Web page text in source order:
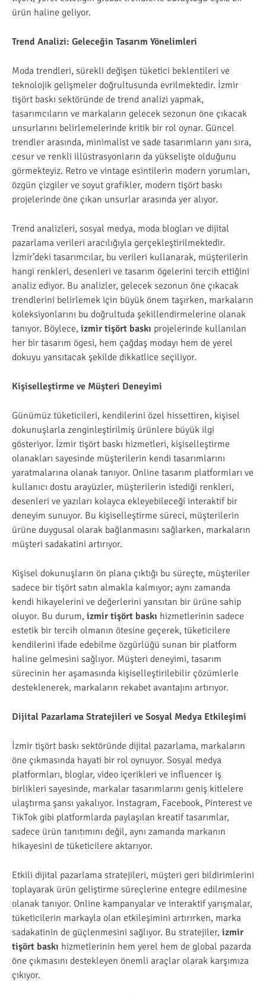
ürün haline geliyor.
Trend Analizi: Geleceğin Tasarım Yönelimleri
Moda trendleri, sürekli değişen tüketici beklentileri ve
teknolojik gelişmeler doğrultusunda evrilmektedir. İzmir
tişört baskı sektöründe de trend analizi yapmak,
tasarımcıların ve markaların gelecek sezonun öne çıkacak
unsurlarını belirlemelerinde kritik bir rol oynar. Güncel
trendler arasında, minimalist ve sade tasarımların yanı sıra,
cesur ve renkli illüstrasyonların da yükselişte olduğunu
görmekteyiz. Retro ve vintage esintilerin modern yorumları,
özgün çizgiler ve soyut grafikler, modern tişört baskı
projelerinde öne çıkan unsurlar arasında yer alıyor.
Trend analizleri, sosyal medya, moda blogları ve dijital
pazarlama verileri aracılığıyla gerçekleştirilmektedir.
İzmir’deki tasarımcılar, bu verileri kullanarak, müşterilerin
hangi renkleri, desenleri ve tasarım ögelerini tercih ettiğini
analiz ediyor. Bu analizler, gelecek sezonun öne çıkacak
trendlerini belirlemek için büyük önem taşırken, markaların
koleksiyonlarını bu doğrultuda şekillendirmelerine olanak
tanıyor. Böylece, izmir tişört baskı projelerinde kullanılan
her bir tasarım ögesi, hem çağdaş modayı hem de yerel
dokuyu yansıtacak şekilde dikkatlice seçiliyor.
Kişiselleştirme ve Müşteri Deneyimi
Günümüz tüketicileri, kendilerini özel hissettiren, kişisel
dokunuşlarla zenginleştirilmiş ürünlere büyük ilgi
gösteriyor. İzmir tişört baskı hizmetleri, kişiselleştirme
olanakları sayesinde müşterilerin kendi tasarımlarını
yaratmalarına olanak tanıyor. Online tasarım platformları ve
kullanıcı dostu arayüzler, müşterilerin istediği renkleri,
desenleri ve yazıları kolayca ekleyebileceği interaktif bir
deneyim sunuyor. Bu kişiselleştirme süreci, müşterilerin
ürüne duygusal olarak bağlanmasını sağlarken, markaların
müşteri sadakatini artırıyor.
Kişisel dokunuşların ön plana çıktığı bu süreçte, müşteriler
sadece bir tişört satın almakla kalmıyor; aynı zamanda
kendi hikayelerini ve değerlerini yansıtan bir ürüne sahip
oluyor. Bu durum, izmir tişört baskı hizmetlerinin sadece
estetik bir tercih olmanın ötesine geçerek, tüketicilere
kendilerini ifade edebilme özgürlüğü sunan bir platform
haline gelmesini sağlıyor. Müşteri deneyimi, tasarım
sürecinin her aşamasında kişiselleştirilebilir çözümlerle
desteklenerek, markaların rekabet avantajını artırıyor.
Dijital Pazarlama Stratejileri ve Sosyal Medya Etkileşimi
İzmir tişört baskı sektöründe dijital pazarlama, markaların
öne çıkmasında hayati bir rol oynuyor. Sosyal medya
platformları, bloglar, video içerikleri ve influencer iş
birlikleri sayesinde, markalar tasarımlarını geniş kitlelere
ulaştırma şansı yakalıyor. Instagram, Facebook, Pinterest ve
TikTok gibi platformlarda paylaşılan kreatif tasarımlar,
sadece ürün tanıtımını değil, aynı zamanda markanın
hikayesini de tüketicilere aktarıyor.
Etkili dijital pazarlama stratejileri, müşteri geri bildirimlerini
toplayarak ürün geliştirme süreçlerine entegre edilmesine
olanak tanıyor. Online kampanyalar ve interaktif yarışmalar,
tüketicilerin markayla olan etkileşimini artırırken, marka
sadakatinin de güçlenmesini sağlıyor. Bu stratejiler, izmir
tişört baskı hizmetlerinin hem yerel hem de global pazarda
öne çıkmasını destekleyen önemli araçlar olarak karşımıza
çıkıyor.